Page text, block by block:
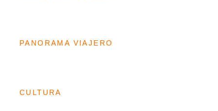
PANORAMA VIAJERO
CULTURA